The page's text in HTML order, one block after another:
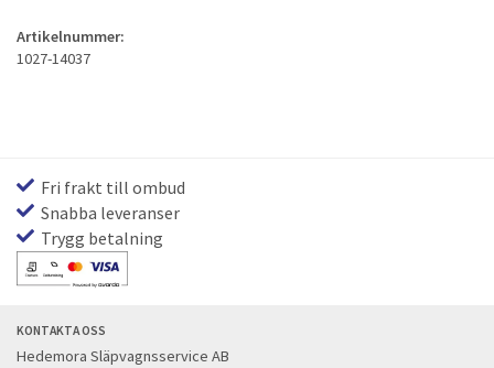
Artikelnummer:
1027-14037
Fri frakt till ombud
Snabba leveranser
Trygg betalning
KONTAKTA OSS
Hedemora Släpvagnsservice AB